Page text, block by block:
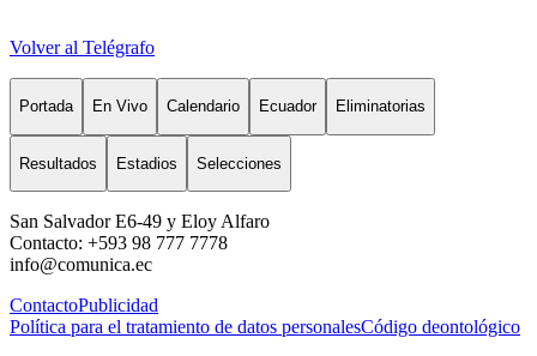
Volver al Telégrafo
Portada En Vivo Calendario Ecuador Eliminatorias
Resultados Estadios Selecciones
San Salvador E6-49 y Eloy Alfaro
Contacto: +593 98 777 7778
info@comunica.ec
ContactoPublicidad
Política para el tratamiento de datos personalesCódigo deontológico